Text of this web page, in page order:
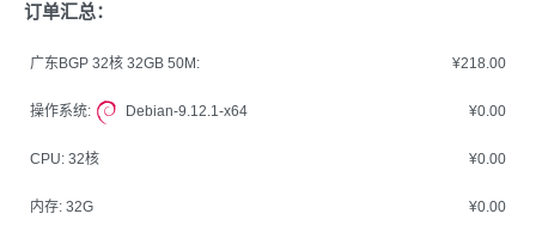
订单汇总：
广东BGP 32核 32GB 50M: ¥218.00
操作系统: Debian-9.12.1-x64 ¥0.00
CPU: 32核 ¥0.00
内存: 32G ¥0.00